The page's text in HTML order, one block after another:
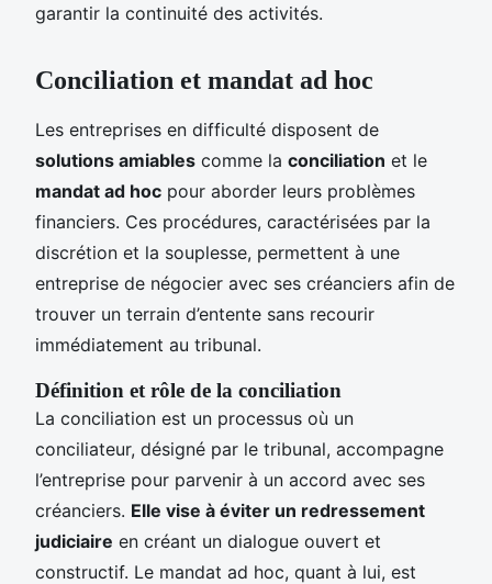
garantir la continuité des activités.
Conciliation et mandat ad hoc
Les entreprises en difficulté disposent de
solutions amiables comme la conciliation et le
mandat ad hoc pour aborder leurs problèmes
financiers. Ces procédures, caractérisées par la
discrétion et la souplesse, permettent à une
entreprise de négocier avec ses créanciers afin de
trouver un terrain d’entente sans recourir
immédiatement au tribunal.
Définition et rôle de la conciliation
La conciliation est un processus où un
conciliateur, désigné par le tribunal, accompagne
l’entreprise pour parvenir à un accord avec ses
créanciers. Elle vise à éviter un redressement
judiciaire en créant un dialogue ouvert et
constructif. Le mandat ad hoc, quant à lui, est